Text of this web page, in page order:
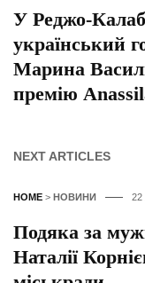
У Реджо-
український
Марина
премію
NEXT ARTICLES
HOME > НОВИНИ
Подяка за
Наталії